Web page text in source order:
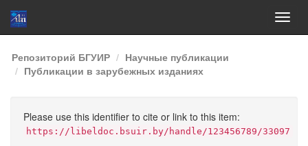
Skip
navigation
Репозиторий БГУИР
Научные публикации
Публикации в зарубежных изданиях
Please use this identifier to cite or link to this item:
https://libeldoc.bsuir.by/handle/123456789/33097